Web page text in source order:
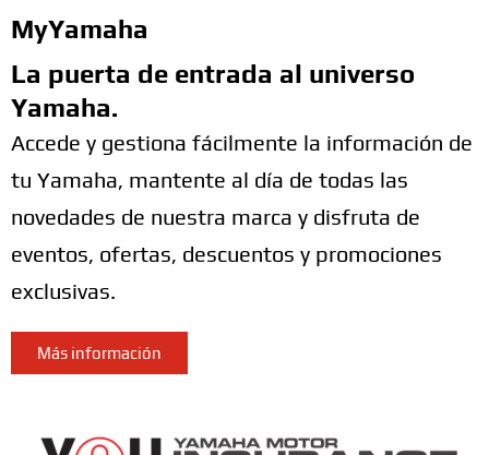
MyYamaha
La puerta de entrada al universo
Yamaha.
Accede y gestiona fácilmente la información de
tu Yamaha, mantente al día de todas las
novedades de nuestra marca y disfruta de
eventos, ofertas, descuentos y promociones
exclusivas.
Más información